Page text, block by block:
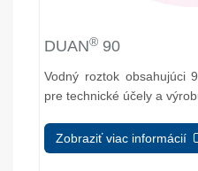
DUAN® 90
Vodný roztok obsahujúci
pre technické účely a
Zobraziť viac informácií